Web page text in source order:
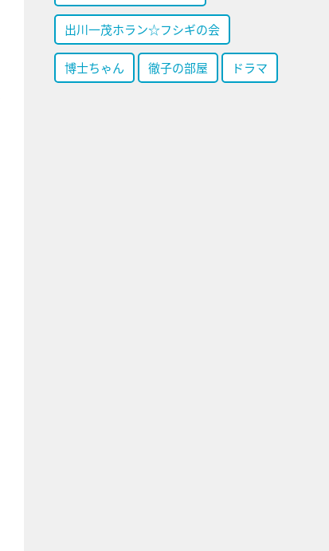
出川一茂ホラン☆フシギの会
博士ちゃん 徹子の部屋 ドラマ